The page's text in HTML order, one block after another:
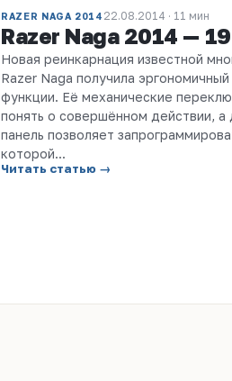
RAZER NAGA 2014 22.08.2014 · 11 мин
Razer Naga 2014 —
Новая реинкарнация известной
Razer Naga получила
функции. Её механические
понять о совершённом действии, а
панель позволяет
которой...
Читать статью →